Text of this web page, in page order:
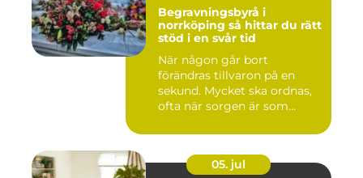
Begravningsbyrå i
norrköping så hittar du rätt
stöd i en svår tid
När någon går bort
förändras tillvaron på en
sekund. Mycket ska ordnas,
ofta när sorgen är som
05. jul